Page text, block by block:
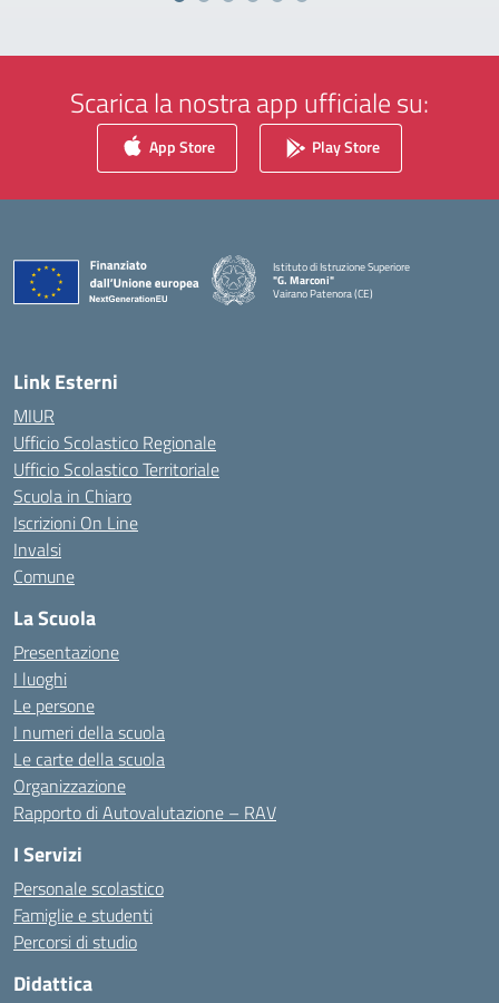
Scarica la nostra app ufficiale su:
App Store Play Store
Istituto di Istruzione Superiore
"G. Marconi"
Vairano Patenora (CE)
Link Esterni
MIUR
Ufficio Scolastico Regionale
Ufficio Scolastico Territoriale
Scuola in Chiaro
Iscrizioni On Line
Invalsi
Comune
La Scuola
Presentazione
I luoghi
Le persone
I numeri della scuola
Le carte della scuola
Organizzazione
Rapporto di Autovalutazione – RAV
I Servizi
Personale scolastico
Famiglie e studenti
Percorsi di studio
Didattica